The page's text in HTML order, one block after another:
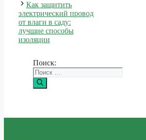
Как защитить
электрический провод
от влаги в саду:
лучшие способы
изоляции
Поиск: